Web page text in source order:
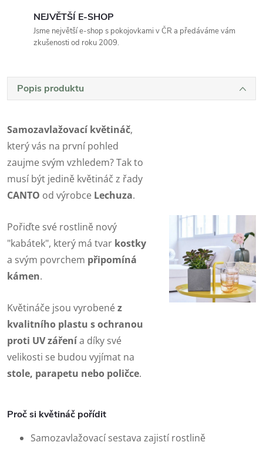
NEJVĚTŠÍ E-SHOP
Jsme největší e-shop s pokojovkami v ČR a předáváme vám
zkušenosti od roku 2009.
Popis produktu
Samozavlažovací květináč,
který vás na první pohled
zaujme svým vzhledem? Tak to
musí být jedině květináč z řady
CANTO od výrobce Lechuza.
Pořiďte své rostlině nový
"kabátek", který má tvar kostky
a svým povrchem připomíná
kámen.
Květináče jsou vyrobenéz
kvalitního plastu s ochranou
proti UV zářenía díky své
velikosti se budou vyjímat na
stole, parapetu nebo poličce.
Proč si květináč pořídit
Samozavlažovací sestava zajistí rostlině